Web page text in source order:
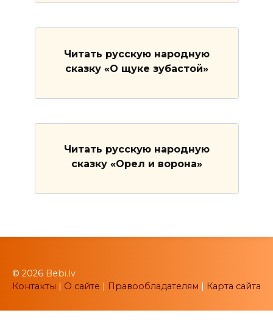
Читать русскую народную
сказку «О щуке зубастой»
Читать русскую народную
сказку «Орел и ворона»
© 2026 Bebi.lv
Контакты | О сайте | Правообладателям | Карта сайта